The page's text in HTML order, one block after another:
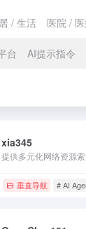
/ 生活 医院 /
台 AI提示指令
xia345
提供多元化网络资源
垂直导航 # AI